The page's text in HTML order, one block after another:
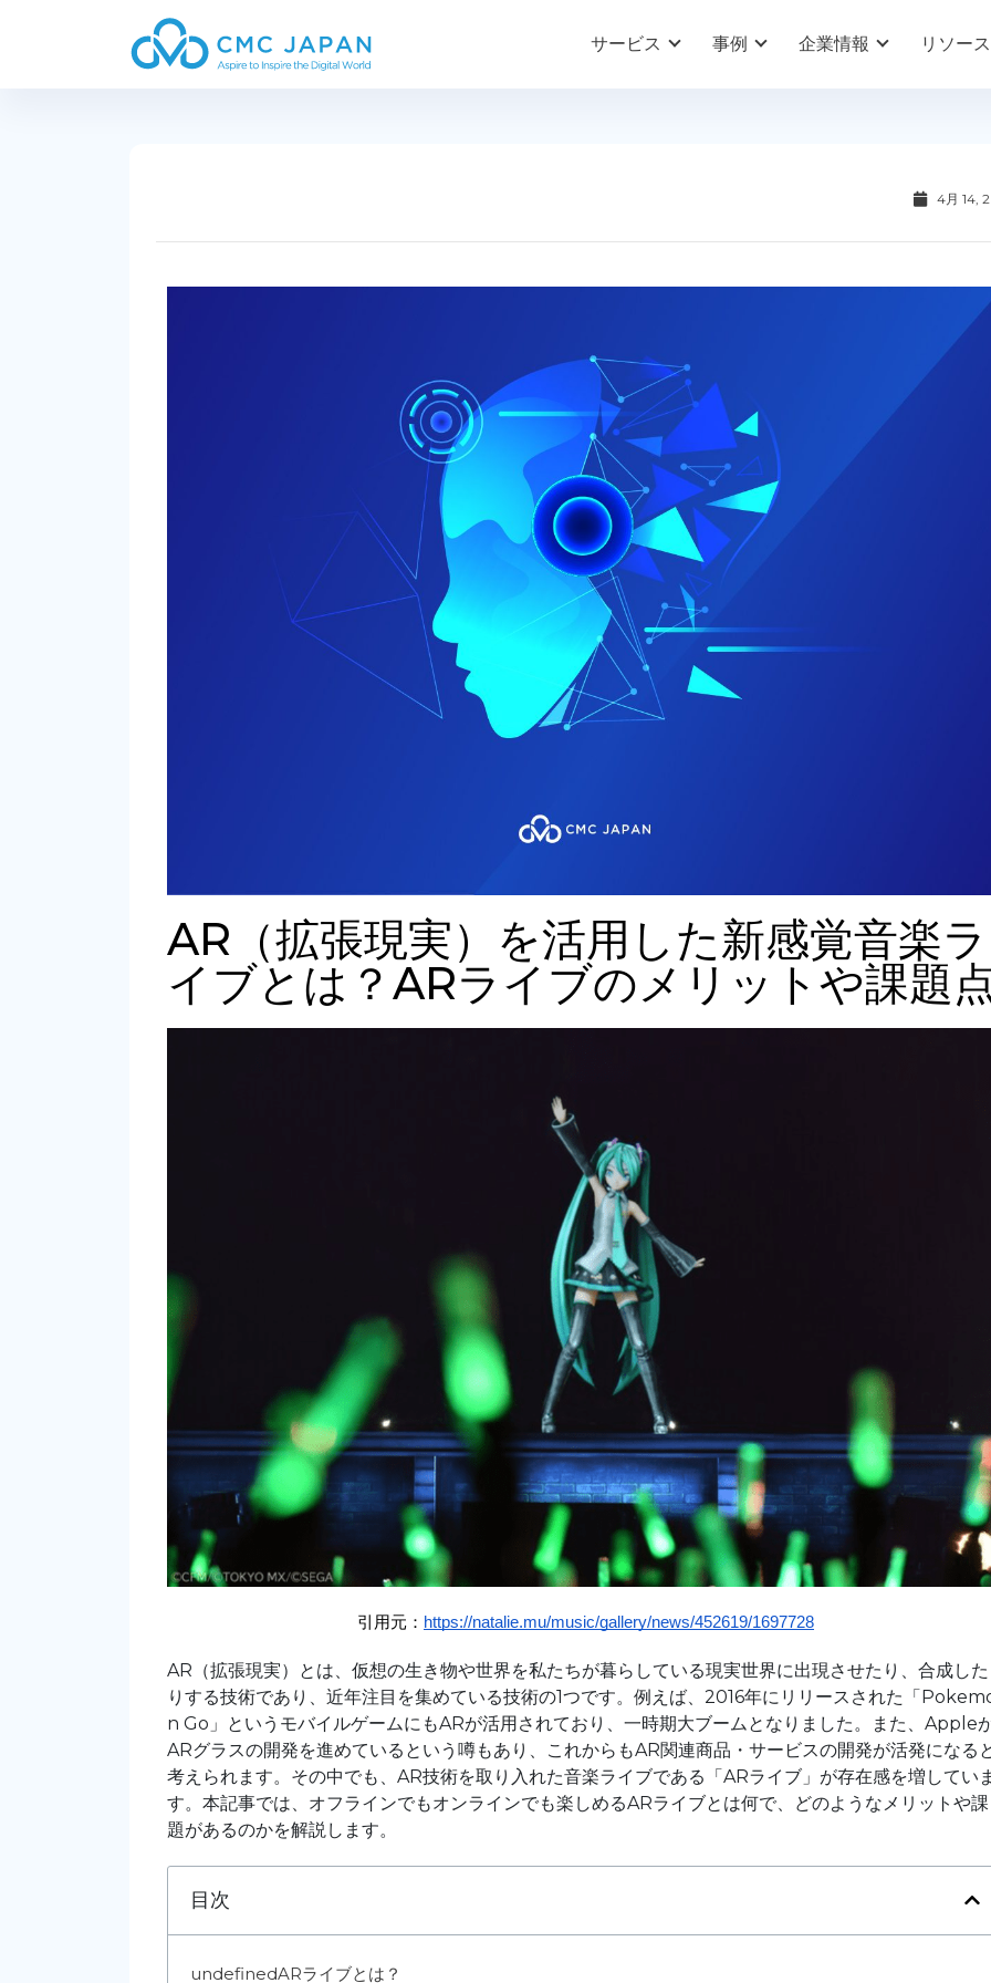
サービス 事例 企業情報 リソース
4月 14,
AR（拡張現実）を活用した新感覚音楽ラ
イブとは？ARライブのメリットや課題
引用元： https://natalie.mu/music/gallery/news/452619/1697728
AR（拡張現実）とは、仮想の生き物や世界を私たちが暮らしている現実世界に出現させたり、合成した
りする技術であり、近年注目を集めている技術の1つです。例えば、2016年にリリースされた「
n Go」というモバイルゲームにもARが活用されており、一時期大ブームとなりました。また、Apple
ARグラスの開発を進めているという噂もあり、これからもAR関連商品・サービスの開発が活発になる
考えられます。その中でも、AR技術を取り入れた音楽ライブである「ARライブ」が存在感を増してい
す。本記事では、オフラインでもオンラインでも楽しめるARライブとは何で、どのようなメリットや課
題があるのかを解説します。
目次
undefinedARライブとは？